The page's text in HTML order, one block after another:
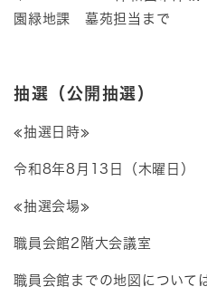
園緑地課 墓苑担当まで
抽選（公開抽選）
≪抽選日時≫
令和8年8月13日（木曜日）
≪抽選会場≫
職員会館2階大会議室
職員会館までの地図について